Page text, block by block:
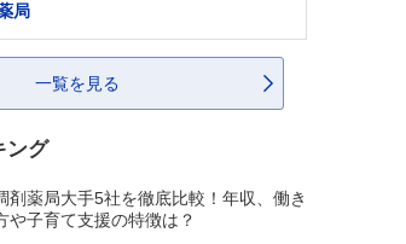
局
一覧を見る
ング
剤薬局大手5社を徹底比較！年収、働き
や子育て支援の特徴は？